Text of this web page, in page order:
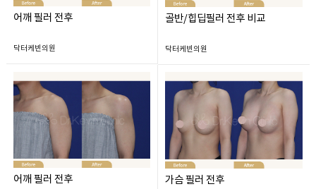
어깨 필러 전후
닥터케빈의원
골반/힙딥필러 전후 비교
닥터케빈의원
어깨 필러 전후 가슴 필러 전후